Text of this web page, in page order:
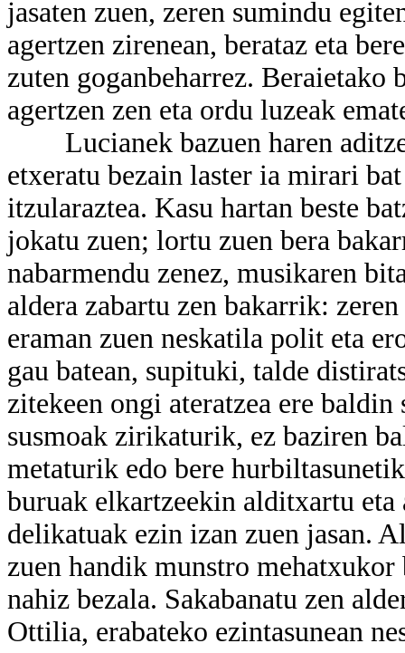
jasaten zuen, zeren sumindu
agertzen zirenean, berataz eta
zuten goganbeharrez. Beraietako
agertzen zen eta ordu luzeak
Lucianek bazuen haren
etxeratu bezain laster ia mirari
itzularaztea. Kasu hartan beste
jokatu zuen; lortu zuen bera
nabarmendu zenez, musikaren
aldera zabartu zen bakarrik:
eraman zuen neskatila polit eta
gau batean, supituki, talde
zitekeen ongi ateratzea ere
susmoak zirikaturik, ez baziren
metaturik edo bere
buruak elkartzeekin alditxartu eta
delikatuak ezin izan zuen jasan.
zuen handik munstro
nahiz bezala. Sakabanatu zen
Ottilia, erabateko ezintasunean